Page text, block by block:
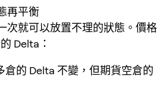
再平衡
次就可以放置不理的狀態。價格
Delta：
倉的 Delta 不變，但期貨空倉的